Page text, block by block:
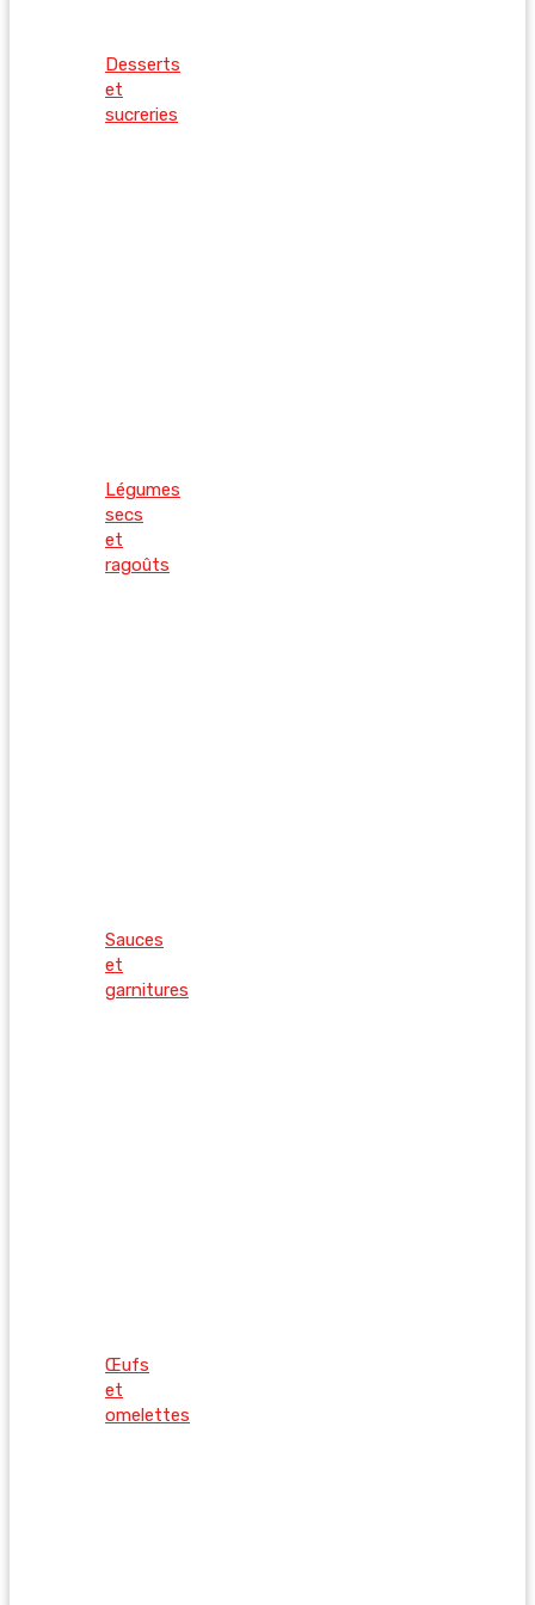
Desserts
et
sucreries
Légumes
secs
et
ragoûts
Sauces
et
garnitures
Œufs
et
omelettes